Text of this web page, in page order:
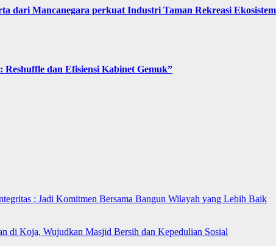
dari Mancanegara perkuat Industri Taman Rekreasi
dan Efisiensi Kabinet Gemuk”
: Jadi Komitmen Bersama Bangun Wilayah yang Lebih Baik
di Koja, Wujudkan Masjid Bersih dan Kepedulian Sosial